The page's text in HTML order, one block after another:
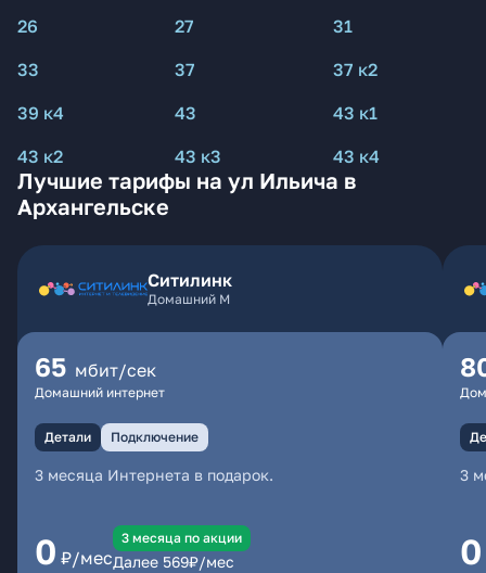
26
27
31
33
37
37 к2
39 к4
43
43 к1
43 к2
43 к3 43 к4
Лучшие тарифы на ул Ильича в
Архангельске
Ситилинк
Домашний М
65 мбит/сек
Домашний интернет
Детали Подключение
3 месяца Интернета в подарок.
0 ₽/мес
3 месяцa по акции
Далее 569₽/мес
3
0